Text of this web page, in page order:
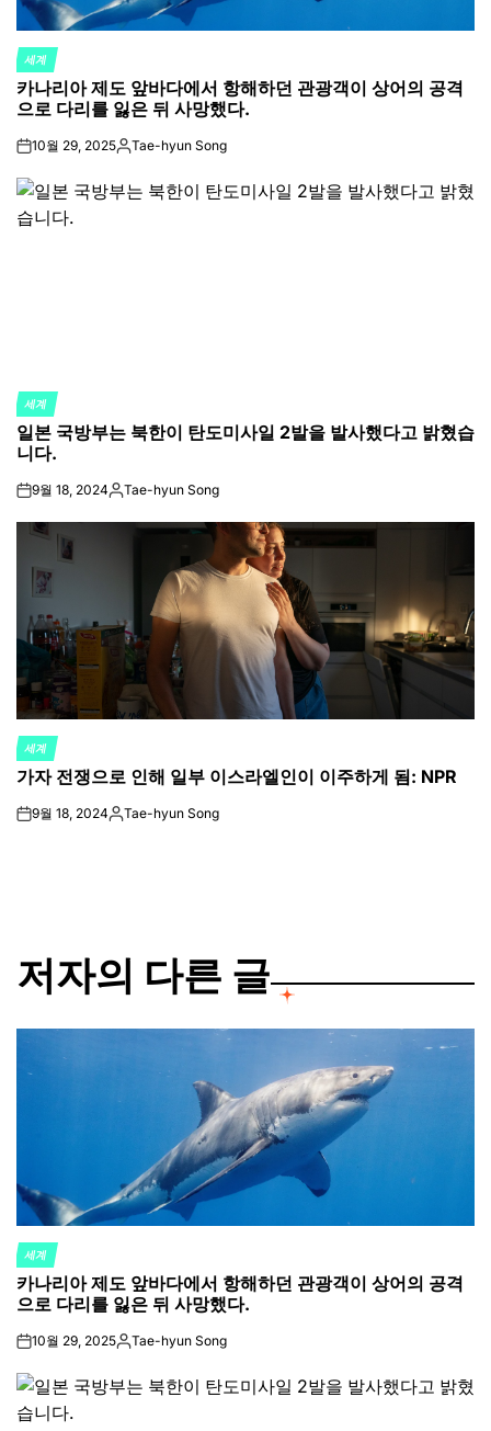
POSTED
IN
세계
카나리아 제도 앞바다에서 항해하던 관광객이 상어의 공격
으로 다리를 잃은 뒤 사망했다.
on10월 29, 2025Posted
Tae-hyun Song
POSTED
IN
세계
일본 국방부는 북한이 탄도미사일 2발을 발사했다고 밝혔습
니다.
on9월 18, 2024Posted
Tae-hyun Song
POSTED
IN
세계
가자 전쟁으로 인해 일부 이스라엘인이 이주하게 됨: NPR
on9월 18, 2024Posted
Tae-hyun Song
저자의 다른 글
POSTED
IN
세계
카나리아 제도 앞바다에서 항해하던 관광객이 상어의 공격
으로 다리를 잃은 뒤 사망했다.
on10월 29, 2025Posted
Tae-hyun Song